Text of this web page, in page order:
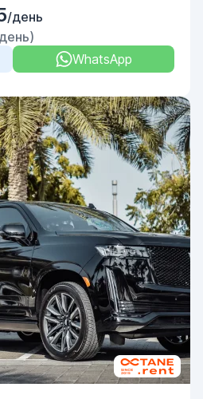
/день
WhatsApp